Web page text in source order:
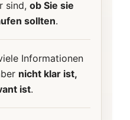
sind, ob Sie sie
sollten.
Informationen
nicht klar ist,
ist.